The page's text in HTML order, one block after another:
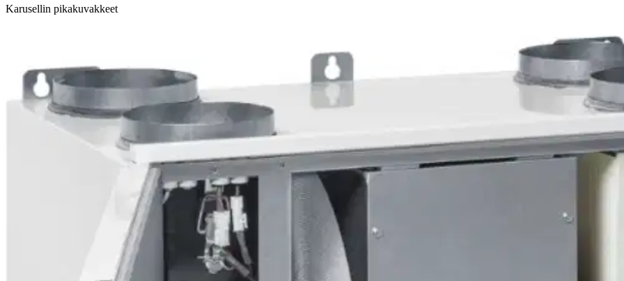
Karusellin pikakuvakkeet
Enervent lto-kone pingvin xl eair e vasen